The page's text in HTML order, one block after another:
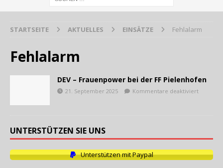
STARTSEITE AKTUELLES EINSÄTZE Fehlalarm
Fehlalarm
DEV – Frauenpower bei der FF Pielenhofen
21. September 2025 Kommentare deaktiviert
UNTERSTÜTZEN SIE UNS
Unterstützen mit Paypal